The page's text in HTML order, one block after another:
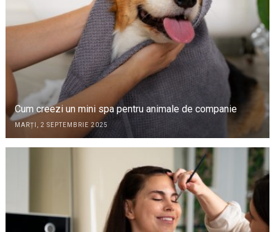
Cum creezi un mini spa pentru animale de companie
MARȚI, 2 SEPTEMBRIE 2025